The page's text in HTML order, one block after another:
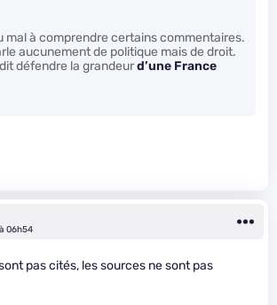
mal à comprendre certains commentaires.
aucunement de politique mais de droit.
défendre la grandeurd’une France
06h54
pas cités, les sources ne sont pas